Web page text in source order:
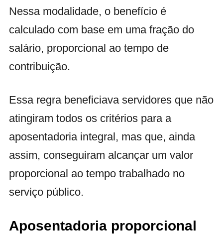
Nessa modalidade, o benefício é
calculado com base em uma fração do
salário, proporcional ao tempo de
contribuição.
Essa regra beneficiava servidores que não
atingiram todos os critérios para a
aposentadoria integral, mas que, ainda
assim, conseguiram alcançar um valor
proporcional ao tempo trabalhado no
serviço público.
Aposentadoria proporcional